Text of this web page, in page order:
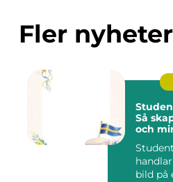
Fler nyheter
Så
och
bild på